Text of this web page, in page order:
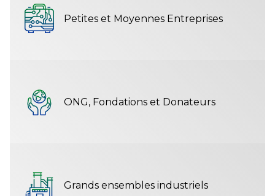
Petites et Moyennes Entreprises
ONG, Fondations et Donateurs
Grands ensembles industriels